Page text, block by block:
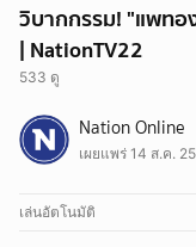
วิบากกรรม! "แพทอ
| NationTV22
533 ดู
วิบากกรรม! "นายกฯ แพ
ชะตา 29 ส.ค.นี้ ด้าน "ภูมิ
ต่อประเทศ ไม่เคยคุยเรื่
Nation Online
เผยแพร่ 14 ส.ค.
เล่นอัตโนมัติ